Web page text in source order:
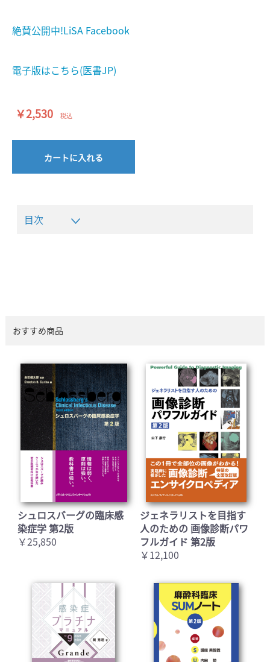
絶賛公開中!LiSA Facebook
電子版はこちら(医書JP)
￥2,530 税込
カートに入れる
目次
おすすめ商品
シュロスバーグの臨床感
染症学 第2版
￥25,850
ジェネラリストを目指す
人のための 画像診断パワ
フルガイド 第2版
￥12,100